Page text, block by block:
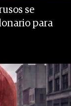
se
para